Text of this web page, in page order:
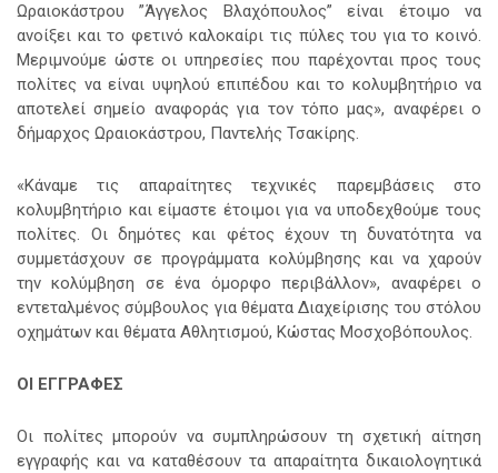
Ωραιοκάστρου ”Άγγελος Βλαχόπουλος” είναι έτοιμο να
ανοίξει και το φετινό καλοκαίρι τις πύλες του για το κοινό.
Μεριμνούμε ώστε οι υπηρεσίες που παρέχονται προς τους
πολίτες να είναι υψηλού επιπέδου και το κολυμβητήριο να
αποτελεί σημείο αναφοράς για τον τόπο μας», αναφέρει ο
δήμαρχος Ωραιοκάστρου, Παντελής Τσακίρης.
«Κάναμε τις απαραίτητες τεχνικές παρεμβάσεις στο
κολυμβητήριο και είμαστε έτοιμοι για να υποδεχθούμε τους
πολίτες. Οι δημότες και φέτος έχουν τη δυνατότητα να
συμμετάσχουν σε προγράμματα κολύμβησης και να χαρούν
την κολύμβηση σε ένα όμορφο περιβάλλον», αναφέρει ο
εντεταλμένος σύμβουλος για θέματα Διαχείρισης του στόλου
οχημάτων και θέματα Αθλητισμού, Κώστας Μοσχοβόπουλος.
ΟΙ ΕΓΓΡΑΦΕΣ
Οι πολίτες μπορούν να συμπληρώσουν τη σχετική αίτηση
εγγραφής και να καταθέσουν τα απαραίτητα δικαιολογητικά